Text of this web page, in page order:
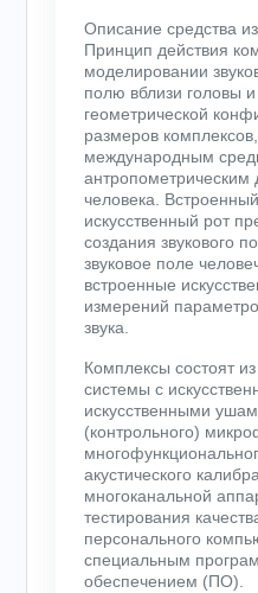
Описание средства
Принцип действия
моделировании
полю вблизи головы и
геометрической
размеров
международным
антропометрическим
человека.
искусственный рот
создания звукового
звуковое поле
встроенные
измерений
звука.
Комплексы состоят
системы с
искусственными
(контрольного)
акустического
многоканальной
тестирования
персонального
специальным
обеспечением (ПО).